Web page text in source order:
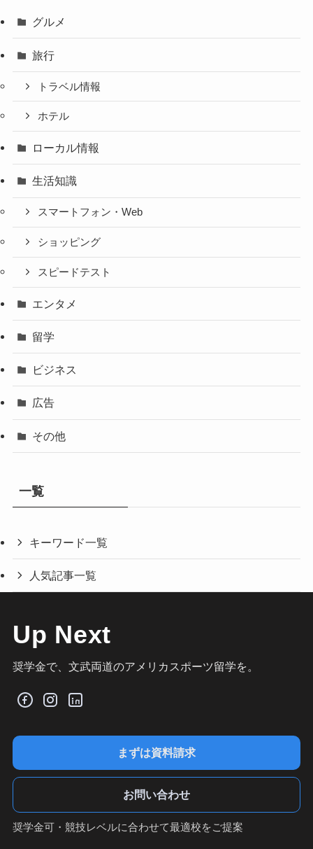
グルメ
旅行
トラベル情報
ホテル
ローカル情報
生活知識
スマートフォン・Web
ショッピング
スピードテスト
エンタメ
留学
ビジネス
広告
その他
一覧
キーワード一覧
人気記事一覧
Up Next
奨学金で、文武両道のアメリカスポーツ留学を。
まずは資料請求
お問い合わせ
奨学金可・競技レベルに合わせて最適校をご提案